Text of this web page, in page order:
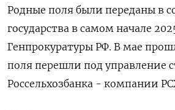
Родные поля были переданы в
государства в самом начале
Генпрокуратуры РФ. В мае
поля перешли под управление
Россельхозбанка - компании